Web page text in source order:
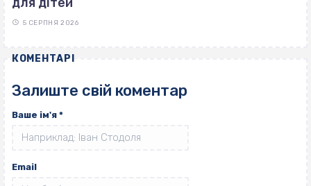
5 СЕРПНЯ 2026
КОМЕНТАРІ
Залиште свій коментар
Ваше ім'я *
Email